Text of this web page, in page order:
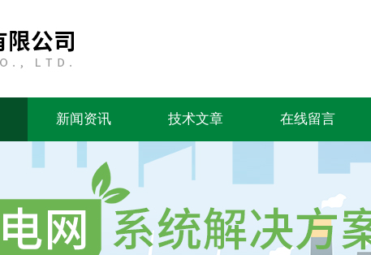
新闻资讯 技术文章 在线留言